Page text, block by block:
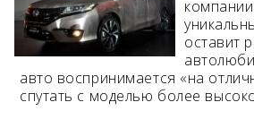
Возраст 25-70 лет?
Купон/промо
оставит
авто воспринимается «на
спутать с моделью более